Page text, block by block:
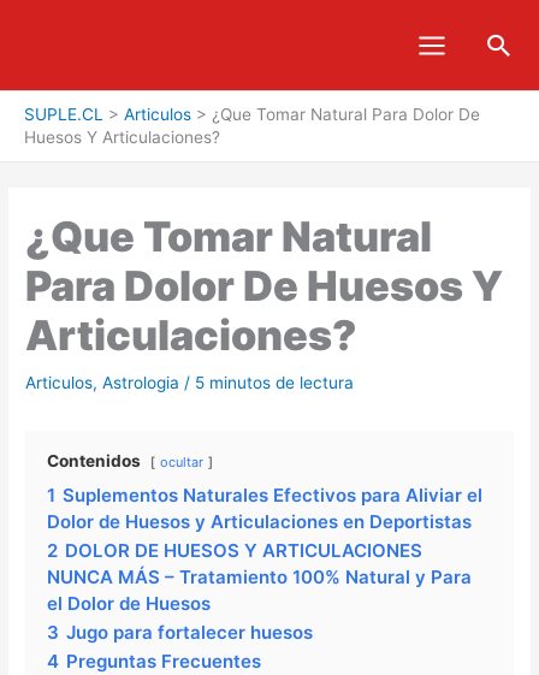
SUPLE.CL > Articulos > ¿Que Tomar Natural Para Dolor De
Huesos Y Articulaciones?
¿Que Tomar Natural
Para Dolor De Huesos Y
Articulaciones?
Articulos,Astrologia / 5 minutos de lectura
Contenidos ocultar
1 Suplementos Naturales Efectivos para Aliviar el
Dolor de Huesos y Articulaciones en Deportistas
2 DOLOR DE HUESOS Y ARTICULACIONES
NUNCA MÁS – Tratamiento 100% Natural y Para
el Dolor de Huesos
3 Jugo para fortalecer huesos
4 Preguntas Frecuentes